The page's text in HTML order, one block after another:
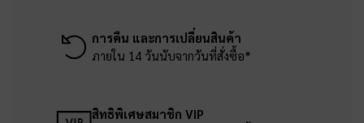
การคืน และการเปลี่ยนสินค้า
ภายใน 14 วันนับจากวันที่สั่งซื้อ*
สิทธิพิเศษสมาชิก VIP